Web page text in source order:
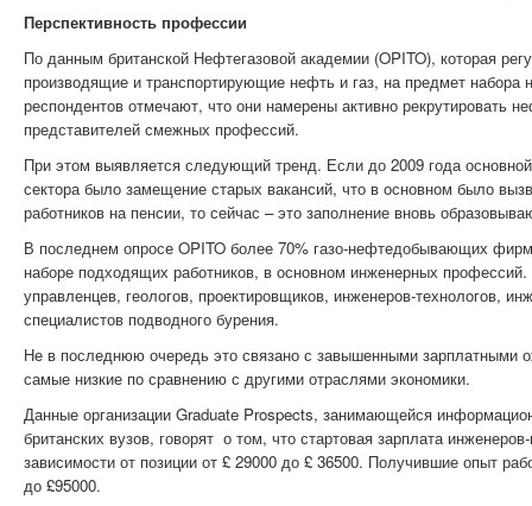
Перспективность профессии
По данным британской Нефтегазовой академии (OPITO), которая
производящие и транспортирующие нефть и газ, на предмет набора
респондентов отмечают, что они намерены активно рекрутировать
представителей смежных профессий.
При этом выявляется следующий тренд. Если до 2009 года
сектора было замещение старых вакансий, что в основном было
работников на пенсии, то сейчас – это заполнение вновь
В последнем опросе OPITO более 70% газо-нефтедобывающих
наборе подходящих работников, в основном инженерных профессий.
управленцев, геологов, проектировщиков, инженеров-технологов,
специалистов подводного бурения.
Не в последнюю очередь это связано с завышенными зарплатными
самые низкие по сравнению с другими отраслями экономики.
Данные организации Graduate Prospects, занимающейся
британских вузов, говорят о том, что стартовая зарплата
зависимости от позиции от £ 29000 до £ 36500. Получившие опыт
до £95000.